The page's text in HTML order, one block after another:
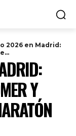
2026 en Madrid:
Y